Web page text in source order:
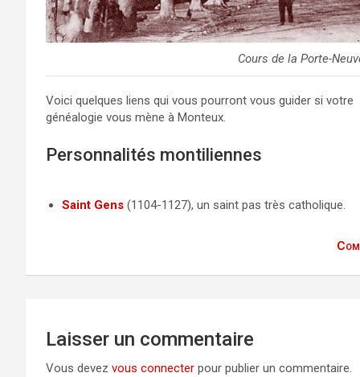
Cours de la Porte-
Voici quelques liens qui vous pourront vous guider si votre
généalogie vous mène à Monteux.
Personnalités montiliennes
Saint Gens (1104-1127), un saint pas très catholique.
Laisser un commentaire
Vous devez vous connecter pour publier un commentaire.